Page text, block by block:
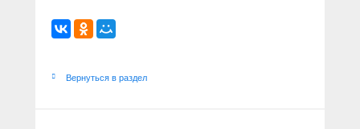
Вернуться в раздел